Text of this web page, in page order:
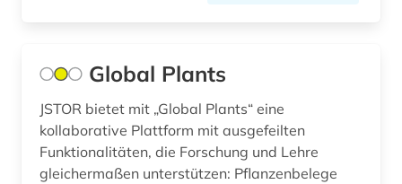
ausgrabung (2)
auslandsinvestition (2)
auslandsschulden (3)
Global Plants
JSTOR bietet mit „Global Plants“ eine
kollaborative Plattform mit ausgefeilten
Funktionalitäten, die Forschung und Lehre
gleichermaßen unterstützen: Pflanzenbelege